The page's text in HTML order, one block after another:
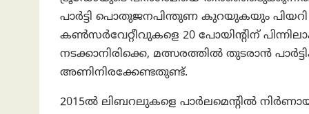
പാർട്ടി പൊതുജനപിന്തുണ കുറയുകയും പിയറി
കൺസർവേറ്റീവുകളെ 20 പോയിൻ്റിന്
നടക്കാനിരിക്കെ, മത്സരത്തിൽ തുടരാൻ
അണിനിരക്കേണ്ടതുണ്ട്.
2015ൽ ലിബറലുകളെ പാർലമെൻ്റിൽ